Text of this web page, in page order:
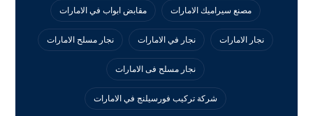
مصنع سيراميك الامارات مقابض ابواب في الامارات
نجار الامارات نجار في الامارات نجار مسلح الامارات
نجار مسلح فى الامارات
‏شركة تركيب فورسيلنج في الامارات